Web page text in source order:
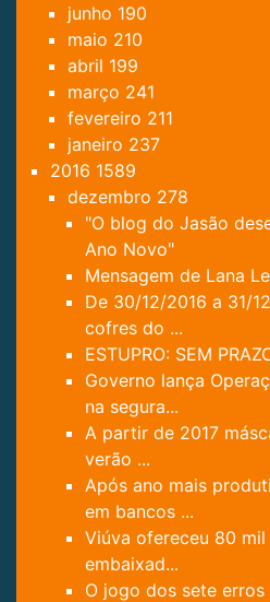
junho 190
maio 210
abril 199
março 241
fevereiro 211
janeiro 237
2016 1589
dezembro 278
"O blog do Jasão
Ano Novo"
Mensagem de Lana
De 30/12/2016 a 31/
cofres do ...
ESTUPRO: SEM
Governo lança
na segura...
A partir de 2017
verão ...
Após ano mais
em bancos ...
Viúva ofereceu 80
embaixad...
O jogo dos sete